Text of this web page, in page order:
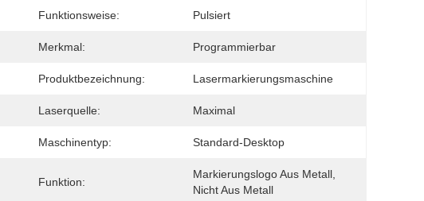
Funktionsweise: Pulsiert
Merkmal: Programmierbar
Produktbezeichnung: Lasermarkierungsmaschine
Laserquelle: Maximal
Maschinentyp: Standard-Desktop
Funktion:
Markierungslogo Aus Metall,
Nicht Aus Metall